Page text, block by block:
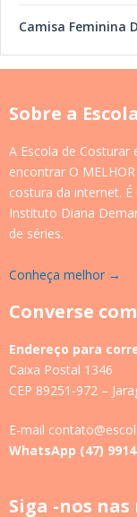
Camisa Feminina
Sobre a
A Escola de Costurar
encontrar O
costura da internet.
Instituto Diana
de séries.
Conheça melhor →
Converse
Endereço para
Caixa Postal 1346
CEP 89251-972 –
E-mail
WhatsApp (47)
Siga -nos